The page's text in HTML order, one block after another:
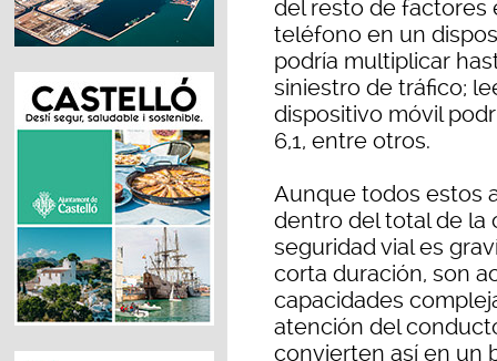
del resto de factores
teléfono en un
podría multiplicar
siniestro de tráfico;
dispositivo móvil
6,1, entre otros.
Aunque todos estos
dentro del total de la
seguridad vial es
corta duración, son
capacidades
atención del
convierten así en un